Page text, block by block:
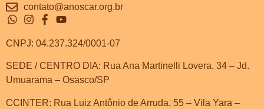
contato@anoscar.org.br
CNPJ: 04.237.324/0001-07
SEDE / CENTRO DIA: Rua Ana Martinelli Lovera, 34 – Jd.
Umuarama – Osasco/SP
CCINTER: Rua Luiz Antônio de Arruda, 55 – Vila Yara –